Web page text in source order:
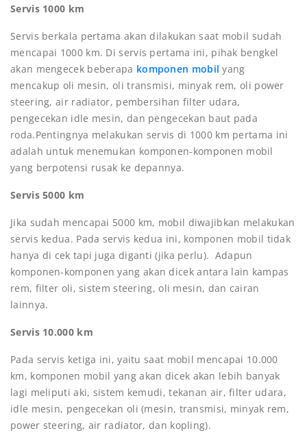
Servis 1000 km
Servis berkala pertama akan dilakukan saat mobil sudah
mencapai 1000 km. Di servis pertama ini, pihak bengkel
akan mengecek beberapa komponen mobil yang
mencakup oli mesin, oli transmisi, minyak rem, oli power
steering, air radiator, pembersihan filter udara,
pengecekan idle mesin, dan pengecekan baut pada
roda.Pentingnya melakukan servis di 1000 km pertama ini
adalah untuk menemukan komponen-komponen mobil
yang berpotensi rusak ke depannya.
Servis 5000 km
Jika sudah mencapai 5000 km, mobil diwajibkan melakukan
servis kedua. Pada servis kedua ini, komponen mobil tidak
hanya di cek tapi juga diganti (jika perlu). Adapun
komponen-komponen yang akan dicek antara lain kampas
rem, filter oli, sistem steering, oli mesin, dan cairan
lainnya.
Servis 10.000 km
Pada servis ketiga ini, yaitu saat mobil mencapai 10.000
km, komponen mobil yang akan dicek akan lebih banyak
lagi meliputi aki, sistem kemudi, tekanan air, filter udara,
idle mesin, pengecekan oli (mesin, transmisi, minyak rem,
power steering, air radiator, dan kopling).